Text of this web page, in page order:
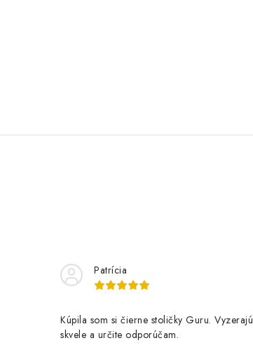
Patrícia
Kúpila som si čierne stoličky Guru. Vyzerajú
skvele a určite odporúčam.